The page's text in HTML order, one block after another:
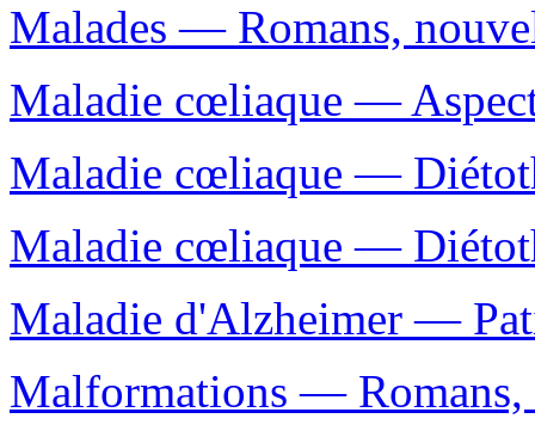
Malades — Romans,
Maladie cœliaque —
Maladie cœliaque —
Maladie cœliaque —
Maladie d'Alzheimer —
Malformations — Romans,